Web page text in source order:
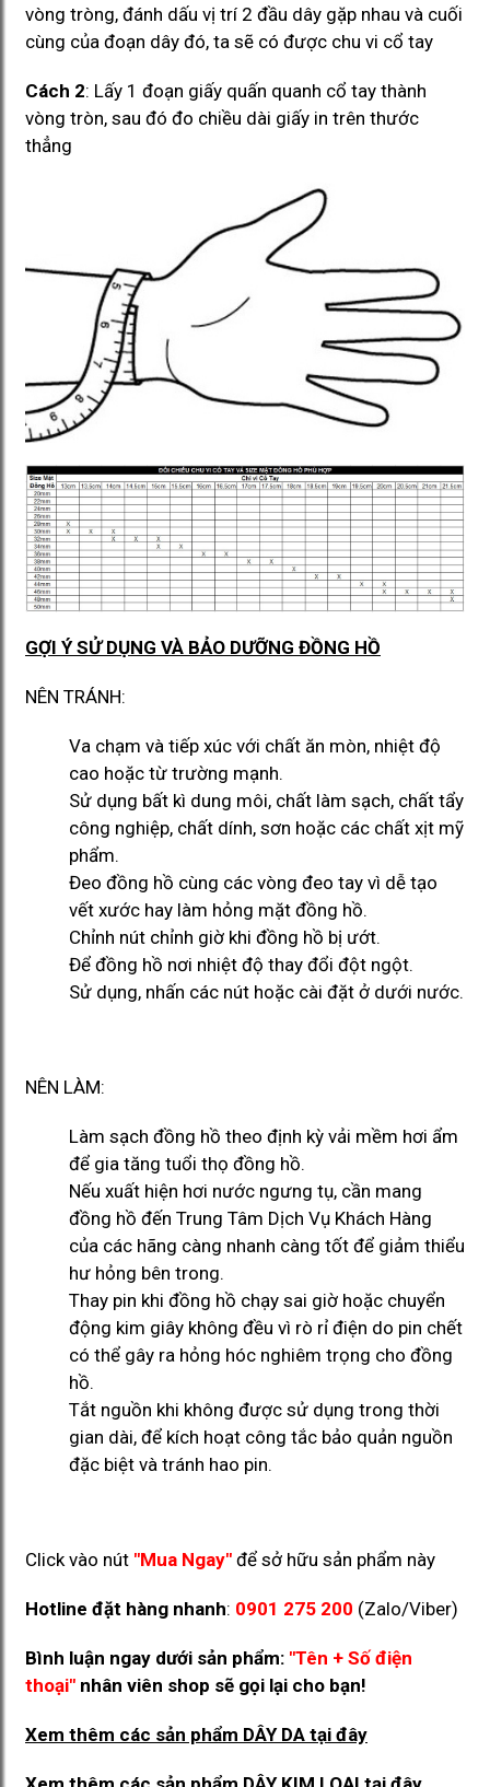
vòng tròng, đánh dấu vị trí 2 đầu dây gặp nhau và cuối
cùng của đoạn dây đó, ta sẽ có được chu vi cổ tay
Cách 2: Lấy 1 đoạn giấy quấn quanh cổ tay thành
vòng tròn, sau đó đo chiều dài giấy in trên thước
thẳng
GỢI Ý SỬ DỤNG VÀ BẢO DƯỠNG ĐỒNG HỒ
NÊN TRÁNH:
Va chạm và tiếp xúc với chất ăn mòn, nhiệt độ
cao hoặc từ trường mạnh.
Sử dụng bất kì dung môi, chất làm sạch, chất tẩy
công nghiệp, chất dính, sơn hoặc các chất xịt mỹ
phẩm.
Đeo đồng hồ cùng các vòng đeo tay vì dễ tạo
vết xước hay làm hỏng mặt đồng hồ.
Chỉnh nút chỉnh giờ khi đồng hồ bị ướt.
Để đồng hồ nơi nhiệt độ thay đổi đột ngột.
Sử dụng, nhấn các nút hoặc cài đặt ở dưới nước.
NÊN LÀM:
Làm sạch đồng hồ theo định kỳ vải mềm hơi ẩm
để gia tăng tuổi thọ đồng hồ.
Nếu xuất hiện hơi nước ngưng tụ, cần mang
đồng hồ đến Trung Tâm Dịch Vụ Khách Hàng
của các hãng càng nhanh càng tốt để giảm thiểu
hư hỏng bên trong.
Thay pin khi đồng hồ chạy sai giờ hoặc chuyển
động kim giây không đều vì rò rỉ điện do pin chết
có thể gây ra hỏng hóc nghiêm trọng cho đồng
hồ.
Tắt nguồn khi không được sử dụng trong thời
gian dài, để kích hoạt công tắc bảo quản nguồn
đặc biệt và tránh hao pin.
Click vào nút "Mua Ngay" để sở hữu sản phẩm này
Hotline đặt hàng nhanh: 0901 275 200 (Zalo/Viber)
Bình luận ngay dưới sản phẩm: "Tên + Số điện
thoại" nhân viên shop sẽ gọi lại cho bạn!
Xem thêm các sản phẩm DÂY DA tại đây